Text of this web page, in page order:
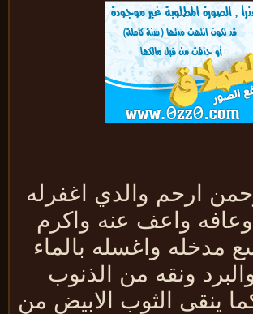
ارحم والدي اغفرله
واعف عنه واكرم
واغسله بالماء
ونقه من الذنوب
ينقى الثوب الابيض من